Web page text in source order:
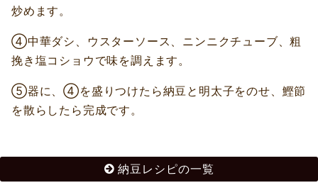
炒めます。
④中華ダシ、ウスターソース、ニンニクチューブ、粗
挽き塩コショウで味を調えます。
⑤器に、④を盛りつけたら納豆と明太子をのせ、鰹節
を散らしたら完成です。
納豆レシピの一覧